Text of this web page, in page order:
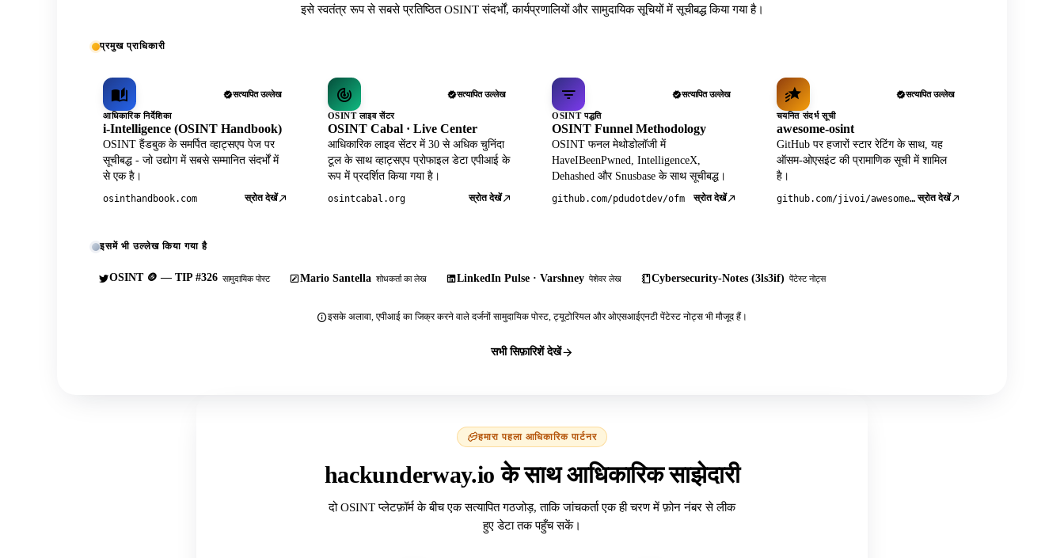
इसे स्वतंत्र रूप से सबसे प्रतिष्ठित OSINT संदर्भों, कार्यप्रणालियों और सामुदायिक सूचियों में सूचीबद्ध किया गया है।
प्रमुख प्राधिकारी
सत्यापित उल्लेख
आधिकारिक निर्देशिका
i-Intelligence (OSINT Handbook)
OSINT हैंडबुक के समर्पित व्हाट्सएप पेज पर
सूचीबद्ध - जो उद्योग में सबसे सम्मानित संदर्भों में
से एक है।
osinthandbook.com स्रोत देखें
सत्यापित उल्लेख
OSINT लाइव सेंटर
OSINT Cabal · Live Center
आधिकारिक लाइव सेंटर में 30 से अधिक चुनिंदा
टूल के साथ व्हाट्सएप प्रोफाइल डेटा एपीआई के
रूप में प्रदर्शित किया गया है।
osintcabal.org स्रोत देखें
सत्यापित उल्लेख
OSINT पद्धति
OSINT Funnel Methodology
OSINT फनल मेथोडोलॉजी में
HaveIBeenPwned, IntelligenceX,
Dehashed और Snusbase के साथ सूचीबद्ध।
github.com/pdudotdev/ofm स्रोत देखें
सत्यापित उल्लेख
चयनित संदर्भ सूची
awesome-osint
GitHub पर हजारों स्टार रेटिंग के साथ, यह
ऑसम-ओएसइंट की प्रामाणिक सूची में शामिल
है।
github.com/jivoi/awesome-osint स्रोत देखें
इसमें भी उल्लेख किया गया है
OSINT 🪙 — TIP #326 सामुदायिक पोस्ट Mario Santella शोधकर्ता का लेख LinkedIn Pulse · Varshney पेशेवर लेख Cybersecurity-Notes (3ls3if) पेंटेस्ट नोट्स
इसके अलावा, एपीआई का जिक्र करने वाले दर्जनों सामुदायिक पोस्ट, ट्यूटोरियल और ओएसआईएनटी पेंटेस्ट नोट्स भी मौजूद हैं।
सभी सिफ़ारिशें देखें
हमारा पहला आधिकारिक पार्टनर
hackunderway.io के साथ आधिकारिक साझेदारी
दो OSINT प्लेटफ़ॉर्म के बीच एक सत्यापित गठजोड़, ताकि जांचकर्ता एक ही चरण में फ़ोन नंबर से लीक
हुए डेटा तक पहुँच सकें।